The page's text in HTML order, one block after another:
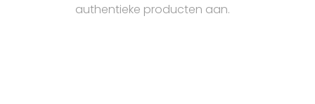
authentieke producten aan.